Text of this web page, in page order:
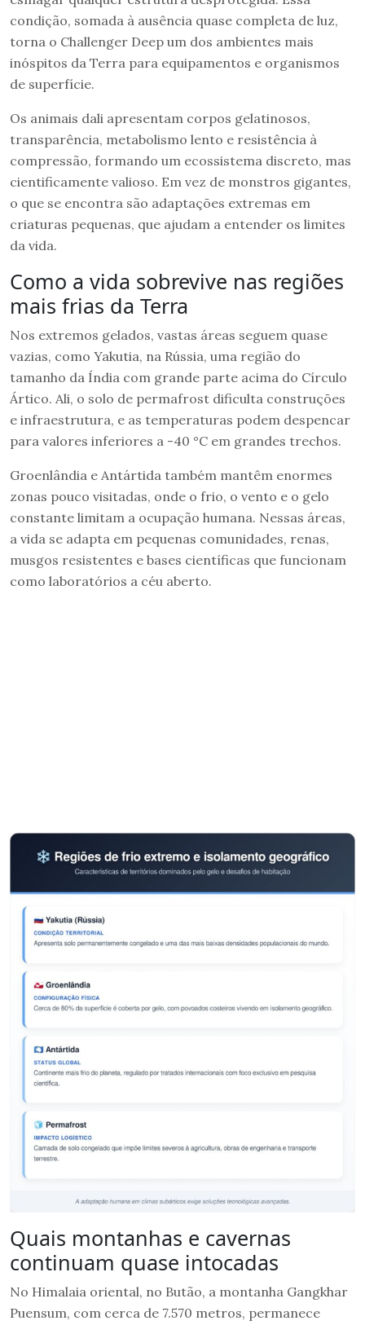
condição, somada à ausência quase completa de luz,
torna o Challenger Deep um dos ambientes mais
inóspitos da Terra para equipamentos e organismos
de superfície.
Os animais dali apresentam corpos gelatinosos,
transparência, metabolismo lento e resistência à
compressão, formando um ecossistema discreto, mas
cientificamente valioso. Em vez de monstros gigantes,
o que se encontra são adaptações extremas em
criaturas pequenas, que ajudam a entender os limites
da vida.
Como a vida sobrevive nas regiões
mais frias da Terra
Nos extremos gelados, vastas áreas seguem quase
vazias, como Yakutia, na Rússia, uma região do
tamanho da Índia com grande parte acima do Círculo
Ártico. Ali, o solo de permafrost dificulta construções
e infraestrutura, e as temperaturas podem despencar
para valores inferiores a -40 °C em grandes trechos.
Groenlândia e Antártida também mantêm enormes
zonas pouco visitadas, onde o frio, o vento e o gelo
constante limitam a ocupação humana. Nessas áreas,
a vida se adapta em pequenas comunidades, renas,
musgos resistentes e bases científicas que funcionam
como laboratórios a céu aberto.
Quais montanhas e cavernas
continuam quase intocadas
No Himalaia oriental, no Butão, a montanha Gangkhar
Puensum, com cerca de 7.570 metros, permanece